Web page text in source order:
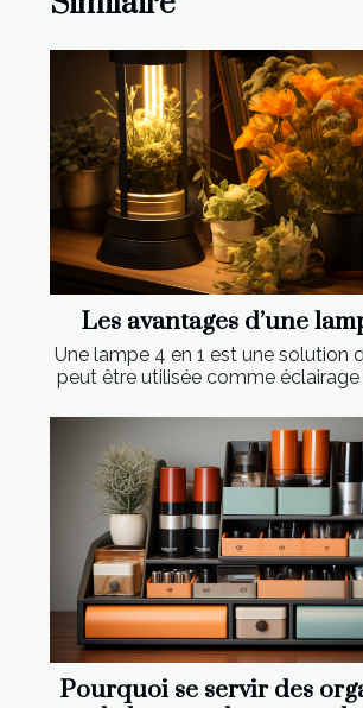
Les avantages d’une
Une lampe 4 en 1 est une solution
peut être utilisée comme éclairage
Pourquoi se servir des